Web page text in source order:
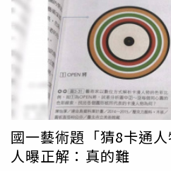
什麼沒有喬巴 投資公司」、 「
戶」，還有人說這是 「索羅門
多資產持有者是過去熱衷看動
稱會走創意路線。 網友表示，
人為陳政璉，就是老董陳健三的
媄則是陳政璉的配偶。
國一藝術題「猜8卡通
人曝正解：真的難